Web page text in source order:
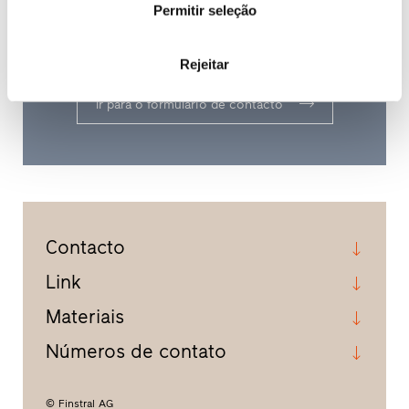
Permitir seleção
Rejeitar
Diga-nos o que pretende e encontraremos um
Ir para o formulário de contacto
Contacto
Link
Materiais
Números de contato
© Finstral AG